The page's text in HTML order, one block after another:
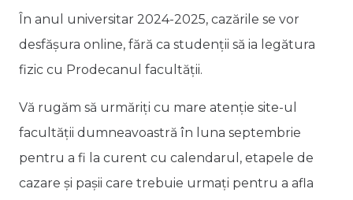
În anul universitar 2024-2025, cazările se vor
desfășura online, fără ca studenții să ia legătura
fizic cu Prodecanul facultății.
Vă rugăm să urmăriți cu mare atenție site-ul
facultății dumneavoastră în luna septembrie
pentru a fi la curent cu calendarul, etapele de
cazare și pașii care trebuie urmați pentru a afla